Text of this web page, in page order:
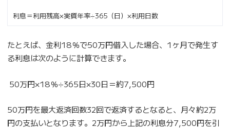
利息＝利用残高×実質年率÷365（日）×利用日数
たとえば、金利18％で50万円借入した場合、1ヶ月で発生す
る利息は次のように計算できます。
50万円×18％÷365日×30日＝約7,500円
50万円を最大返済回数32回で返済するとなると、月々約2万
円の支払いとなります。2万円から上記の利息分7,500円を引